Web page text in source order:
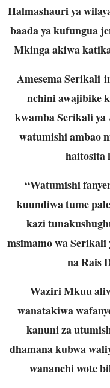
Halmashauri ya
baada ya kufungua
Mkinga akiwa
Amesema Serikali
nchini awajibike
kwamba Serikali ya
watumishi ambao
haitosita
“Watumishi
kuundiwa tume
kazi
msimamo wa Serikali
na Rais
Waziri Mkuu
wanatakiwa
kanuni za
dhamana kubwa
wananchi wote